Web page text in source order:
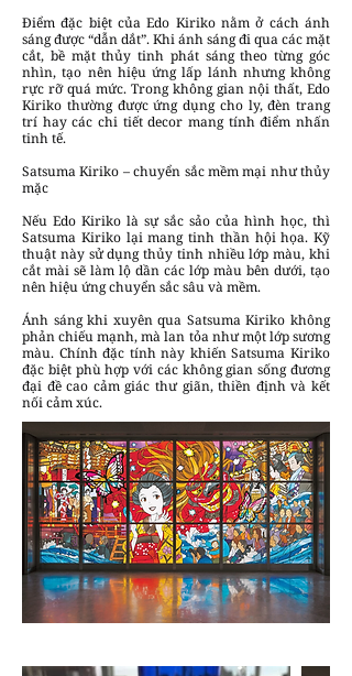
Điểm đặc biệt của Edo Kiriko nằm ở cách ánh
sáng được “dẫn dắt”. Khi ánh sáng đi qua các mặt
cắt, bề mặt thủy tinh phát sáng theo từng góc
nhìn, tạo nên hiệu ứng lấp lánh nhưng không
rực rỡ quá mức. Trong không gian nội thất, Edo
Kiriko thường được ứng dụng cho ly, đèn trang
trí hay các chi tiết decor mang tính điểm nhấn
tinh tế.
Satsuma Kiriko – chuyển sắc mềm mại như thủy
mặc
Nếu Edo Kiriko là sự sắc sảo của hình học, thì
Satsuma Kiriko lại mang tinh thần hội họa. Kỹ
thuật này sử dụng thủy tinh nhiều lớp màu, khi
cắt mài sẽ làm lộ dần các lớp màu bên dưới, tạo
nên hiệu ứng chuyển sắc sâu và mềm.
Ánh sáng khi xuyên qua Satsuma Kiriko không
phản chiếu mạnh, mà lan tỏa như một lớp sương
màu. Chính đặc tính này khiến Satsuma Kiriko
đặc biệt phù hợp với các không gian sống đương
đại đề cao cảm giác thư giãn, thiền định và kết
nối cảm xúc.